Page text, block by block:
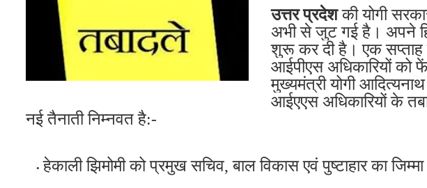
उत्तर प्रदेशकी योगी
अभी से जुट गई है। अपने
शुरू कर दी है। एक सप्ताह
आईपीएस अधिकारियों को
मुख्यमंत्री योगी
आईएएस अधिकारियों के
नई तैनाती निम्नवत है:-
हेकाली झिमोमी को प्रमुख सचिव, बाल विकास एवं पुष्टाहार का जिम्मा